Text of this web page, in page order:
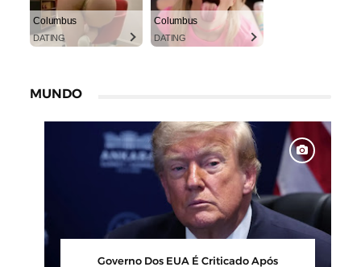
Columbus
DATING
Columbus
DATING
MUNDO
Governo Dos EUA É Criticado Após